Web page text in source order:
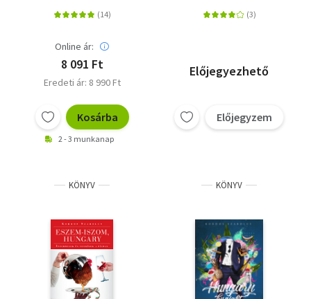
Online ár:
8 091 Ft
Eredeti ár: 8 990 Ft
Kosárba
2 - 3 munkanap
Előjegyezhető
Előjegyzem
KÖNYV KÖNYV